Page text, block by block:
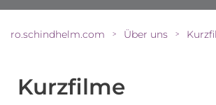
ro.schindhelm.com > Über uns >
Kurzfilme